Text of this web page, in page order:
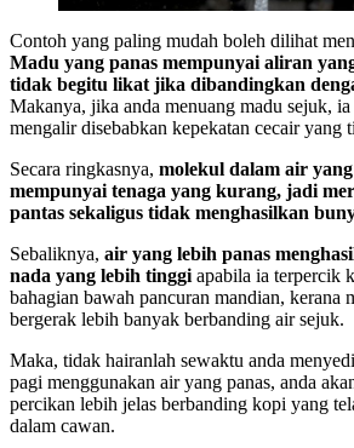
Contoh yang paling mudah boleh dilihat
Madu yang panas mempunyai aliran
tidak begitu likat jika dibandingkan
Makanya, jika anda menuang madu sejuk,
mengalir disebabkan kepekatan cecair yang
Secara ringkasnya, molekul dalam air
mempunyai tenaga yang kurang, jadi
pantas sekaligus tidak menghasilkan
Sebaliknya, air yang lebih panas
nada yang lebih tinggi apabila ia terpercik
bahagian bawah pancuran mandian, kerana
bergerak lebih banyak berbanding air sejuk.
Maka, tidak hairanlah sewaktu anda
pagi menggunakan air yang panas, anda
percikan lebih jelas berbanding kopi yang
dalam cawan.